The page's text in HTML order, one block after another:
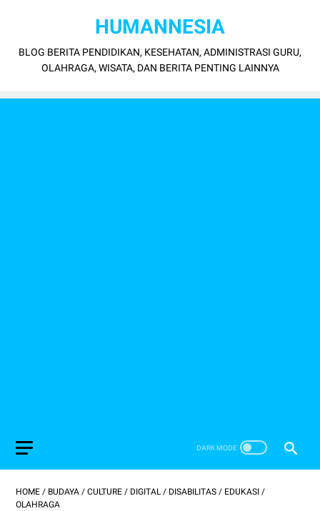
HUMANNESIA
BLOG BERITA PENDIDIKAN, KESEHATAN, ADMINISTRASI GURU,
OLAHRAGA, WISATA, DAN BERITA PENTING LAINNYA
HOME / BUDAYA / CULTURE / DIGITAL / DISABILITAS / EDUKASI /
OLAHRAGA